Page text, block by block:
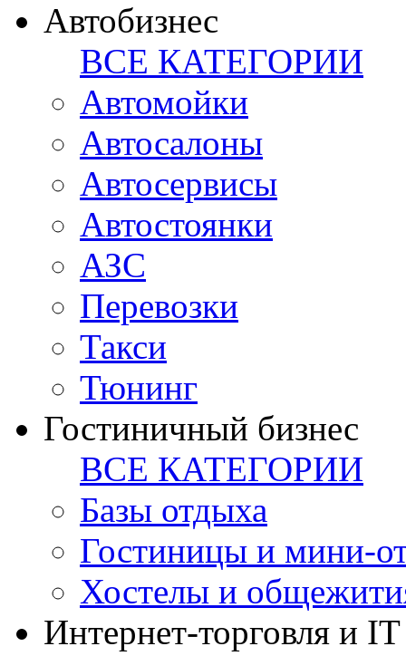
Автобизнес
ВСЕ КАТЕГОРИИ
Автомойки
Автосалоны
Автосервисы
Автостоянки
АЗС
Перевозки
Такси
Тюнинг
Гостиничный бизнес
ВСЕ КАТЕГОРИИ
Базы отдыха
Гостиницы и мини-
Хостелы и
Интернет-торговля и IT